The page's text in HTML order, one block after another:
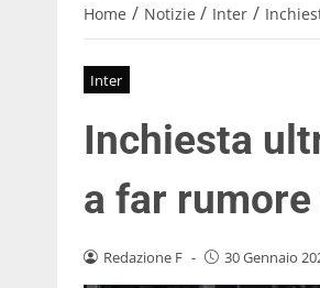
Home / Notizie / Inter /
Inter
Inchiesta
a far rumore
Redazione F - 30 Gennaio